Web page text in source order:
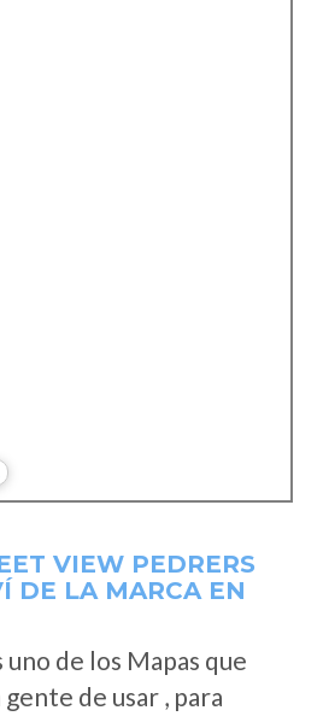
VIEW PEDRERS
DE LA MARCA EN
uno de los Mapas que
gente de usar , para